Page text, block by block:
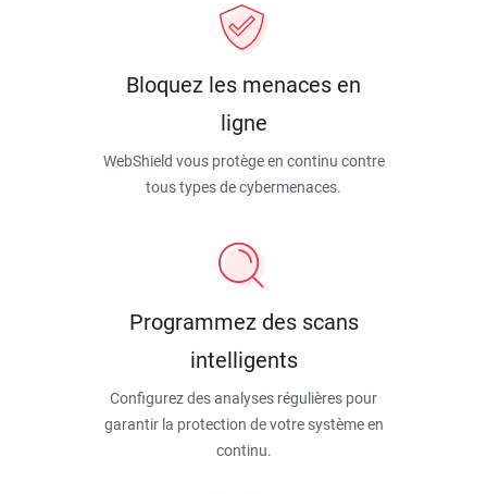
Bloquez les menaces en
ligne
WebShield vous protège en continu contre
tous types de cybermenaces.
Programmez des scans
intelligents
Configurez des analyses régulières pour
garantir la protection de votre système en
continu.